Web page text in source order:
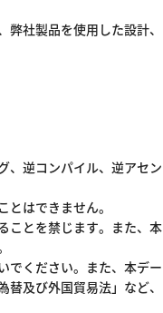
社製品を使用した設計、
、逆コンパイル、逆アセン
はできません。
ことを禁じます。また、本
でください。また、本デー
及び外国貿易法」など、